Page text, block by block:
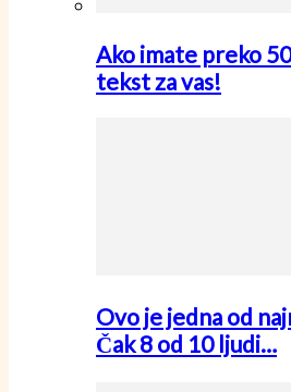
Ako imate preko
tekst za vas!
Ovo je jedna od
Čak 8 od 10 ljudi…